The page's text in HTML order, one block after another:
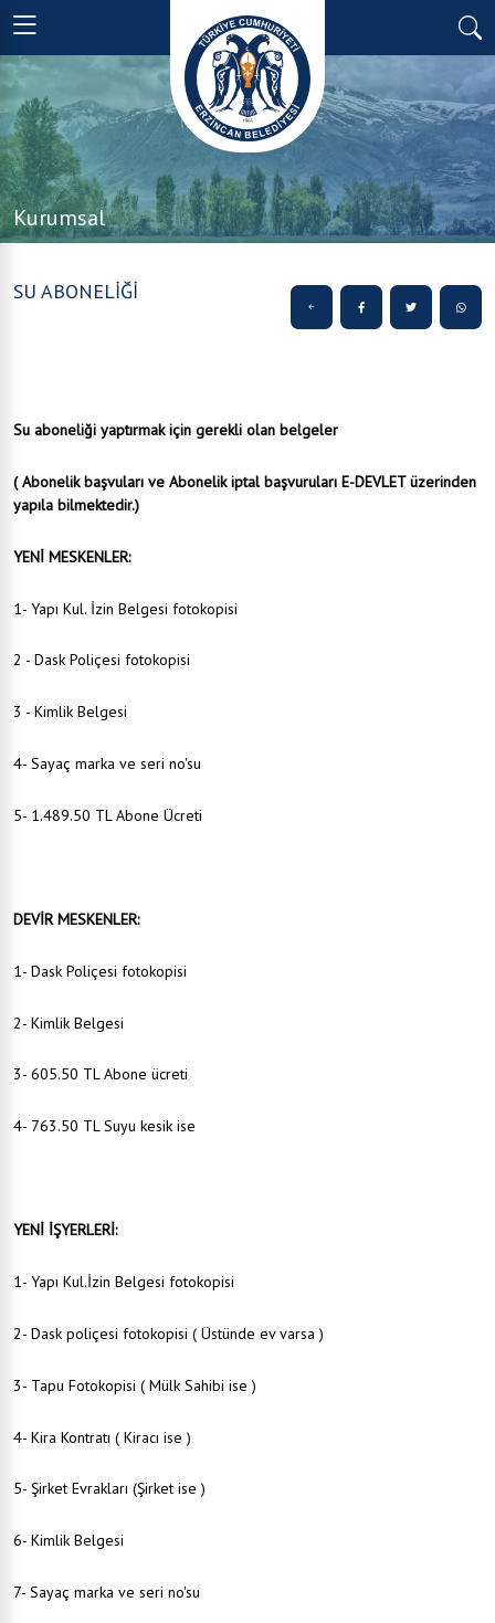
Kurumsal
SU ABONELİĞİ
Su aboneliği yaptırmak için gerekli olan belgeler
( Abonelik başvuları ve Abonelik iptal başvuruları E-DEVLET üzerinden
yapıla bilmektedir.)
YENİ MESKENLER:
1- Yapı Kul. İzin Belgesi fotokopisi
2 - Dask Poliçesi fotokopisi
3 - Kimlik Belgesi
4- Sayaç marka ve seri no'su
5- 1.489.50 TL Abone Ücreti
DEVİR MESKENLER:
1- Dask Poliçesi fotokopisi
2- Kimlik Belgesi
3- 605.50 TL Abone ücreti
4- 763.50 TL Suyu kesik ise
YENİ İŞYERLERİ:
1- Yapı Kul.İzin Belgesi fotokopisi
2- Dask poliçesi fotokopisi ( Üstünde ev varsa )
3- Tapu Fotokopisi ( Mülk Sahibi ise )
4- Kira Kontratı ( Kiracı ise )
5- Şirket Evrakları (Şirket ise )
6- Kimlik Belgesi
7- Sayaç marka ve seri no'su